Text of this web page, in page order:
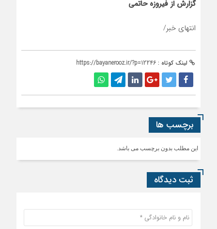
این مطلب بدون برچسب می باشد.
ثبت دیدگاه